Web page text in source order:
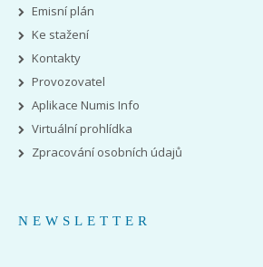
Emisní plán
Ke stažení
Kontakty
Provozovatel
Aplikace Numis Info
Virtuální prohlídka
Zpracování osobních údajů
NEWSLETTER